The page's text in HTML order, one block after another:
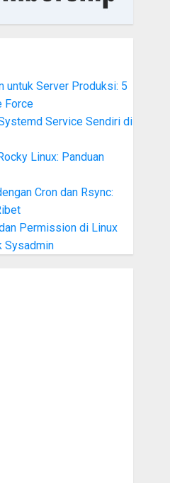
untuk Server Produksi: 5
Force
Service Sendiri di
Linux: Panduan
Cron dan Rsync:
Permission di Linux
Sysadmin